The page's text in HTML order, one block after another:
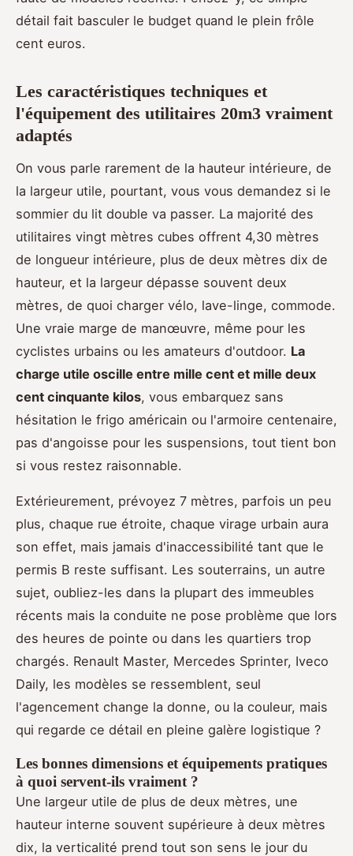
détail fait basculer le budget quand le plein frôle
cent euros.
Les caractéristiques techniques et
l'équipement des utilitaires 20m3 vraiment
adaptés
On vous parle rarement de la hauteur intérieure, de
la largeur utile, pourtant, vous vous demandez si le
sommier du lit double va passer. La majorité des
utilitaires vingt mètres cubes offrent 4,30 mètres
de longueur intérieure, plus de deux mètres dix de
hauteur, et la largeur dépasse souvent deux
mètres, de quoi charger vélo, lave-linge, commode.
Une vraie marge de manœuvre, même pour les
cyclistes urbains ou les amateurs d'outdoor. La
charge utile oscille entre mille cent et mille deux
cent cinquante kilos, vous embarquez sans
hésitation le frigo américain ou l'armoire centenaire,
pas d'angoisse pour les suspensions, tout tient bon
si vous restez raisonnable.
Extérieurement, prévoyez 7 mètres, parfois un peu
plus, chaque rue étroite, chaque virage urbain aura
son effet, mais jamais d'inaccessibilité tant que le
permis B reste suffisant. Les souterrains, un autre
sujet, oubliez-les dans la plupart des immeubles
récents mais la conduite ne pose problème que lors
des heures de pointe ou dans les quartiers trop
chargés. Renault Master, Mercedes Sprinter, Iveco
Daily, les modèles se ressemblent, seul
l'agencement change la donne, ou la couleur, mais
qui regarde ce détail en pleine galère logistique ?
Les bonnes dimensions et équipements pratiques
à quoi servent-ils vraiment ?
Une largeur utile de plus de deux mètres, une
hauteur interne souvent supérieure à deux mètres
dix, la verticalité prend tout son sens le jour du